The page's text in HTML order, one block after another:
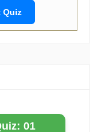
Quiz
01